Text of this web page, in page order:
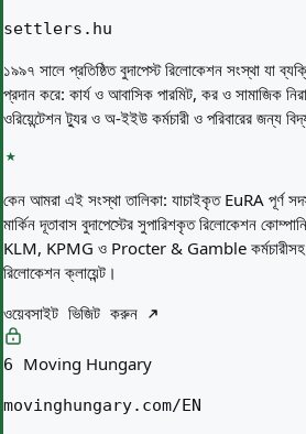
settlers.hu
১৯৯৭ সালে প্রতিষ্ঠিত বুদাপেস্ট রিলোকেশন সংস্থা যা
প্রদান করে: কার্য ও আবাসিক পারমিট, কর ও সামাজিক
ওরিয়েন্টেশন ট্যুর ও অ-ইইউ কর্মচারী ও পরিবারের জন্য
কেন আমরা এই সংস্থা তালিকা: যাচাইকৃত EuRA পূর্ণ
মার্কিন দূতাবাস বুদাপেস্টের সুপারিশকৃত রিলোকেশন
KLM, KPMG ও Procter & Gamble কর্মচারীসহ
রিলোকেশন ক্লায়েন্ট।
ওয়েবসাইট ভিজিট করুন
6 Moving Hungary
movinghungary.com/EN